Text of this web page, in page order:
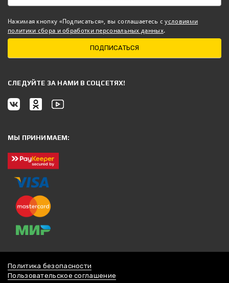
Нажимая кнопку «Подписаться», вы соглашаетесь сусловиями
политики сбора и обработки персональных данных.
ПОДПИСАТЬСЯ
CЛЕДУЙТЕ ЗА НАМИ В СОЦСЕТЯХ!
МЫ ПРИНИМАЕМ:
Политика безопасности
Пользовательское соглашение